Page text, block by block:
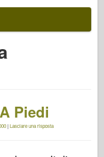
Piedi
|Lasciare una risposta